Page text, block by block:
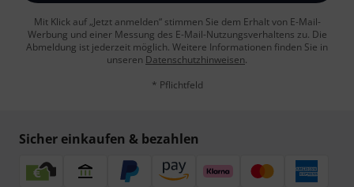
Mit Klick auf „Jetzt anmelden“ stimmen Sie dem Erhalt von E-Mail-
Werbung und einer Messung des E-Mail-Nutzungsverhaltens zu. Die
Abmeldung ist jederzeit möglich. Weitere Informationen finden Sie in
unseren Datenschutzhinweisen.
* Pflichtfeld
Sicher einkaufen & bezahlen